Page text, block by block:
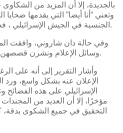
بالجديدة، إلا أن المزيد من
الجنسية في الجيش الإسرائيلي ، فضلاً عن المزيد من لوائح الاتهام.
وفي حالة دان شاروني، وافقت
وسائل الإعلام ونشرن قصصهن في مواقع التواصل الاجتماعي.
وأشار التقرير إلى أنه على
الإعلان عنه بشكل واسع، ورد
الإسرائيلي على هذه
مؤخرًا، إلا أن العديد من
التحقيق في جميع الشكوى بدقة،